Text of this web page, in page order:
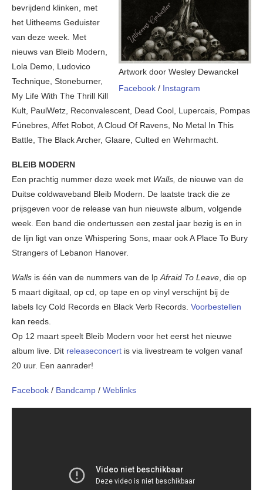
Artwork door Wesley Dewanckel
Facebook / Instagram
bevrijdend klinken, met
het Uitheems Geduister
van deze week. Met
nieuws van Bleib Modern,
Lola Demo, Ludovico
Technique, Stoneburner,
My Life With The Thrill Kill
Kult, PaulWetz, Reconvalescent, Dead Cool, Lupercais, Pompas
Fúnebres, Affet Robot, A Cloud Of Ravens, No Metal In This
Battle, The Black Archer, Glaare, Culted en Wehrmacht.
BLEIB MODERN
Een prachtig nummer deze week met Walls, de nieuwe van de
Duitse coldwaveband Bleib Modern. De laatste track die ze
prijsgeven voor de release van hun nieuwste album, volgende
week. Een band die ondertussen een zestal jaar bezig is en in
de lijn ligt van onze Whispering Sons, maar ook A Place To Bury
Strangers of Lebanon Hanover.
Walls is één van de nummers van de lpAfraid To Leave, die op
5 maart digitaal, op cd, op tape en op vinyl verschijnt bij de
labels Icy Cold Records en Black Verb Records. Voorbestellen
kan reeds.
Op 12 maart speelt Bleib Modern voor het eerst het nieuwe
album live. Dit releaseconcert is via livestream te volgen vanaf
20 uur. Een aanrader!
Facebook / Bandcamp / Weblinks